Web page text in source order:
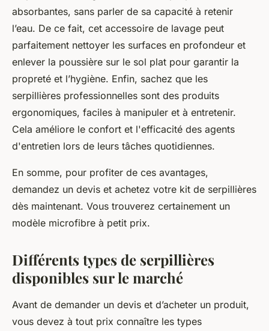
absorbantes, sans parler de sa capacité à retenir
l’eau. De ce fait, cet accessoire de lavage peut
parfaitement nettoyer les surfaces en profondeur et
enlever la poussière sur le sol plat pour garantir la
propreté et l’hygiène. Enfin, sachez que les
serpillières professionnelles sont des produits
ergonomiques, faciles à manipuler et à entretenir.
Cela améliore le confort et l'efficacité des agents
d'entretien lors de leurs tâches quotidiennes.
En somme, pour profiter de ces avantages,
demandez un devis et achetez votre kit de serpillières
dès maintenant. Vous trouverez certainement un
modèle microfibre à petit prix.
Différents types de serpillières
disponibles sur le marché
Avant de demander un devis et d’acheter un produit,
vous devez à tout prix connaître les types